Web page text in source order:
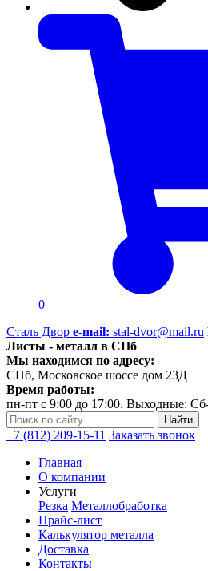
0
Сталь Двор e-mail: stal-dvor@mail.ru
Листы - металл в СПб
Мы находимся по адресу:
СПб, Московское шоссе дом 23Д
Время работы:
пн-пт с 9:00 до 17:00. Выходные:
+7 (812) 209-15-11 Заказать звонок
Главная
О компании
Услуги
Резка Металлобработка
Прайс-лист
Калькулятор металла
Доставка
Контакты